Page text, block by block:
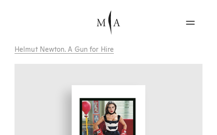
Helmut Newton. A Gun for Hire